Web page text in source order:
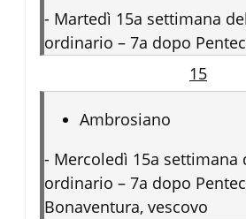
- Martedì 15a settimana
ordinario – 7a dopo
15
Ambrosiano
- Mercoledì 15a settimana
ordinario – 7a dopo
Bonaventura, vescovo